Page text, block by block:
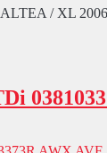
ALTEA / XL